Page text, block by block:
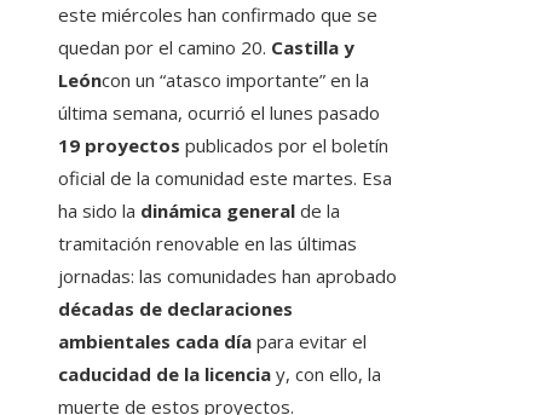
este miércoles han confirmado que se
quedan por el camino 20. Castilla y
Leóncon un “atasco importante” en la
última semana, ocurrió el lunes pasado
19 proyectos publicados por el boletín
oficial de la comunidad este martes. Esa
ha sido la dinámica general de la
tramitación renovable en las últimas
jornadas: las comunidades han aprobado
décadas de declaraciones
ambientales cada día para evitar el
caducidad de la licencia y, con ello, la
muerte de estos proyectos.